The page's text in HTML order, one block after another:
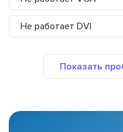
Не работает DVI